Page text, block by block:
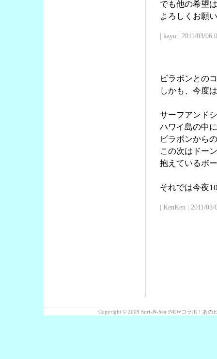
でも他の希望
よろしくお願
| kayo | 2011/03/06
ビラボンとの
しかも、今度
サーフアンド
ハワイ島の中
ビラボンから
この次はドー
抱えているボ
それでは今夜
| KenKen | 2011/
Copyright © 2009 Surf-N-Sea::NEWコラボ！あの